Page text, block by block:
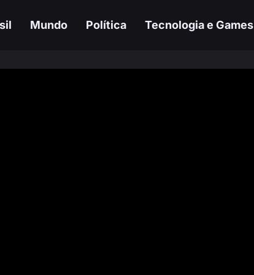
Mundo Política Tecnologia e Games